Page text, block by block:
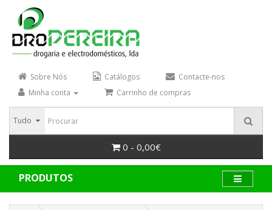
Sobre Nós Catálogos
Contacte-nos
Minha conta
Carrinho de compras
Tudo
0 - 0,00€
PRODUTOS